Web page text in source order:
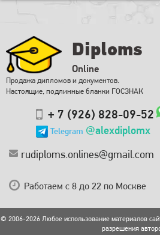
Diploms
Online
Продажа дипломов и документов.
Настоящие, подлинные бланки ГОСЗНАК
+ 7 (926) 828-09-52
Telegram @alexdiplomx
rudiploms.onlines@gmail.com
Работаем с 8 до 22 по Москве
© 2006-2026 Любое использование материалов
разрешения